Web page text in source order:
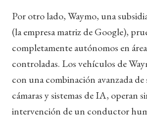
Por otro lado, Waymo, una
(la empresa matriz de Google),
completamente autónomos en
controladas. Los vehículos de
con una combinación avanzada de
cámaras y sistemas de IA, operan
intervención de un conductor